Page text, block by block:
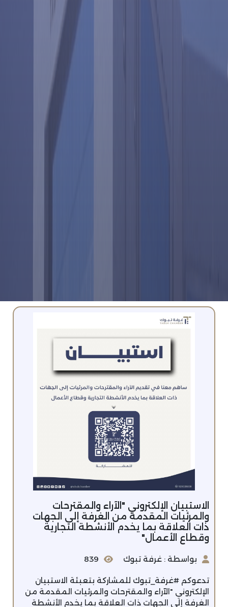
الاستبيان الإلكتروني "الآراء والمقترحات
والمرئيات المقدمة من الغرفة إلى الجهات
ذات العلاقة بما يخدم الأنشطة التجارية
وقطاع الأعمال"
بواسطة : غرفة تبوك 839
تدعوكم #غرفة_تبوك للمشاركة بتعبئة الاستبيان
الإلكتروني "الآراء والمقترحات والمرئيات المقدمة من
الغرفة إلى الجهات ذات العلاقة بما يخدم الأنشطة